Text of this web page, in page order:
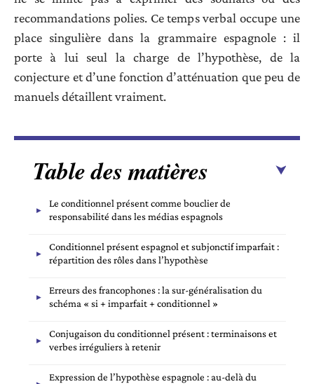
recommandations polies. Ce temps verbal occupe une
place singulière dans la grammaire espagnole : il
porte à lui seul la charge de l’hypothèse, de la
conjecture et d’une fonction d’atténuation que peu de
manuels détaillent vraiment.
Table des matières
Le conditionnel présent comme bouclier de
responsabilité dans les médias espagnols
Conditionnel présent espagnol et subjonctif imparfait :
répartition des rôles dans l’hypothèse
Erreurs des francophones : la sur-généralisation du
schéma « si + imparfait + conditionnel »
Conjugaison du conditionnel présent : terminaisons et
verbes irréguliers à retenir
Expression de l’hypothèse espagnole : au-delà du